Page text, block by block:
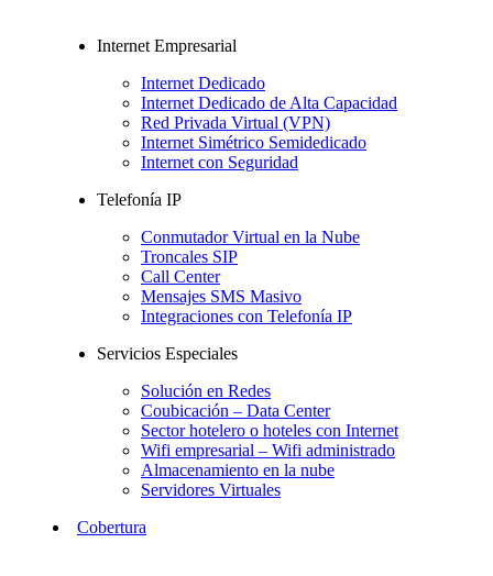
Internet Empresarial
Internet Dedicado
Internet Dedicado de Alta Capacidad
Red Privada Virtual (VPN)
Internet Simétrico Semidedicado
Internet con Seguridad
Telefonía IP
Conmutador Virtual en la Nube
Troncales SIP
Call Center
Mensajes SMS Masivo
Integraciones con Telefonía IP
Servicios Especiales
Solución en Redes
Coubicación – Data Center
Sector hotelero o hoteles con Internet
Wifi empresarial – Wifi administrado
Almacenamiento en la nube
Servidores Virtuales
Cobertura